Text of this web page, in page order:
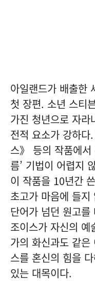
아일랜드가 배출한
첫 장편. 소년 스티
가진 청년으로 자
전적 요소가 강하
스》 등의 작품에서
름’ 기법이 어렵지
이 작품을 10년간
초고가 마음에 들
단어가 넘던 원고
조이스가 자신의
가의 화신과도 같
스를 혼신의 힘을
있는 대목이다.